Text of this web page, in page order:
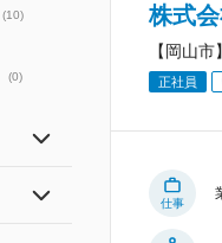
(10)
(0)
株式
【岡山
正社員
仕事